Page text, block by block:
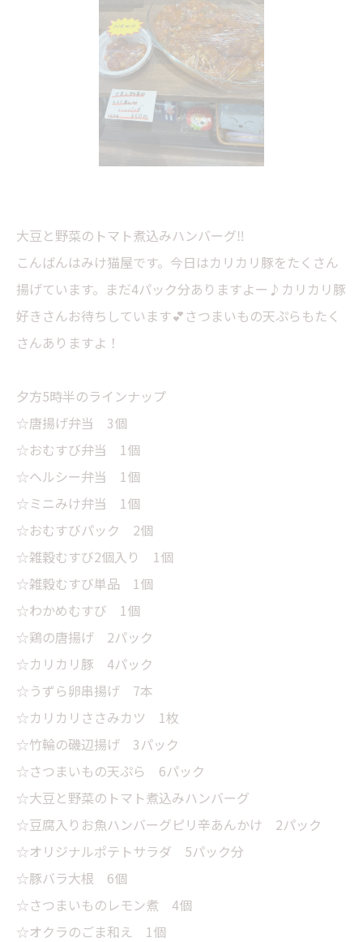
大豆と野菜のトマト煮込みハンバーグ‼️
こんばんはみけ猫屋です。今日はカリカリ豚をたくさん
揚げています。まだ4パック分ありますよー♪カリカリ豚
好きさんお待ちしています💕さつまいもの天ぷらもたく
さんありますよ！
夕方5時半のラインナップ
☆唐揚げ弁当 3個
☆おむすび弁当 1個
☆ヘルシー弁当 1個
☆ミニみけ弁当 1個
☆おむすびパック 2個
☆雑穀むすび2個入り 1個
☆雑穀むすび単品 1個
☆わかめむすび 1個
☆鶏の唐揚げ 2パック
☆カリカリ豚 4パック
☆うずら卵串揚げ 7本
☆カリカリささみカツ 1枚
☆竹輪の磯辺揚げ 3パック
☆さつまいもの天ぷら 6パック
☆大豆と野菜のトマト煮込みハンバーグ
☆豆腐入りお魚ハンバーグピリ辛あんかけ 2パック
☆オリジナルポテトサラダ 5パック分
☆豚バラ大根 6個
☆さつまいものレモン煮 4個
☆オクラのごま和え 1個